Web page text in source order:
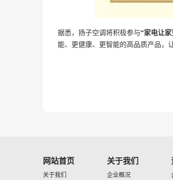
据悉，扬子空调将积极参与“家电让
能、更健康、 更智能的高品质产品，
网站首页
关于我们
关于我们
企业概况